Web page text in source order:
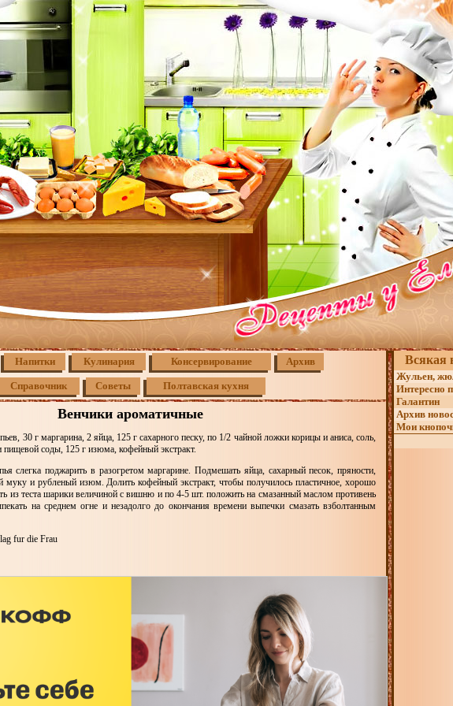
Напитки Кулинария Консервирование Архив
Справочник Советы Полтавская кухня
Венчики ароматичные
30 г маргарина, 2 яйца, 125 г сахарного песку, по 1/2 чайной ложки корицы и аниса, соль,
соды, 125 г изюма, кофейный экстракт.
слегка поджарить в разогретом маргарине. Подмешать яйца, сахарный песок, пряности,
муку и рубленый изюм. Долить кофейный экстракт, чтобы получилось пластичное, хорошо
из теста шарики величиной с вишню и по 4-5 шт. положить на смазанный маслом противень
на среднем огне и незадолго до окончания времени выпечки смазать взболтанным
fur die Frau
Всякая
Жульен,
Интересно
Галантин
Архив
Мои